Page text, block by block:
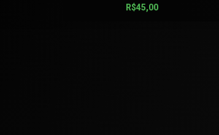
R$45,00